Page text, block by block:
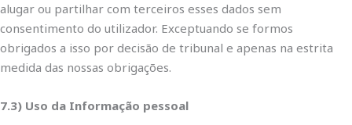
alugar ou partilhar com terceiros esses dados sem
consentimento do utilizador. Exceptuando se formos
obrigados a isso por decisão de tribunal e apenas na estrita
medida das nossas obrigações.
7.3) Uso da Informação pessoal